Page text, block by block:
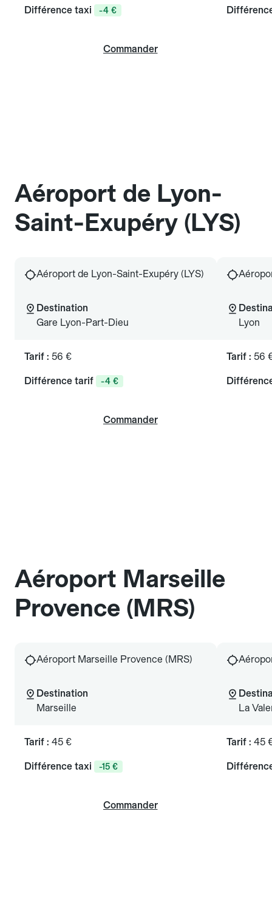
Différence taxi -4 €
Commander
Aéroport de Lyon-
Saint-Exupéry (LYS)
Aéroport de Lyon-Saint-Exupéry (LYS)
Destination
Gare Lyon-Part-Dieu
Tarif : 56 €
Différence tarif -4 €
Commander
Lyon
Tarif : 56
Aéroport Marseille
Provence (MRS)
Aéroport Marseille Provence (MRS)
Destination
Marseille
Tarif : 45 €
Différence taxi -15 €
Commander
La
Tarif : 45